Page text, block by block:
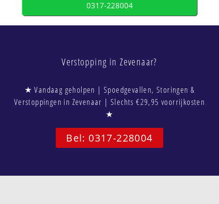
0317-228004
Verstopping in Zevenaar?
★ Vandaag geholpen | Spoedgevallen, Storingen &
Verstoppingen in Zevenaar | Slechts €29,95 voorrijkosten
★
Bel: 0317-228004